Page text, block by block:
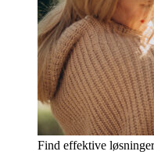
Find effektive